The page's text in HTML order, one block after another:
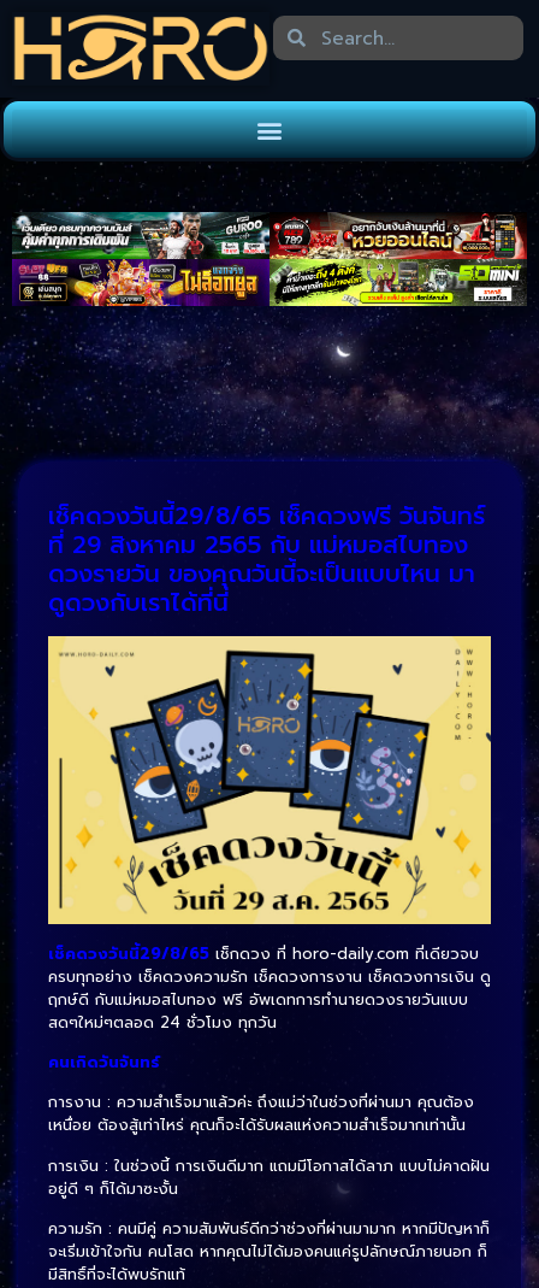
เช็คดวงวันนี้29/8/65 เช็คดวงฟรี วันจันทร์
ที่ 29 สิงหาคม 2565 กับ แม่หมอสไบทอง
ดวงรายวัน ของคุณวันนี้จะเป็นแบบไหน มา
ดูดวงกับเราได้ที่นี่
เช็คดวงวันนี้29/8/65 เช็กดวง ที่ horo-daily.com ที่เดียวจบ
ครบทุกอย่าง เช็คดวงความรัก เช็คดวงการงาน เช็คดวงการเงิน ดู
ฤกษ์ดี กับแม่หมอสไบทอง ฟรี อัพเดทการทำนายดวงรายวันแบบ
สดๆใหม่ๆตลอด 24 ชั่วโมง ทุกวัน
คนเกิดวันจันทร์
การงาน : ความสำเร็จมาแล้วค่ะ ถึงแม่ว่าในช่วงที่ผ่านมา คุณต้อง
เหนื่อย ต้องสู้เท่าไหร่ คุณก็จะได้รับผลแห่งความสำเร็จมากเท่านั้น
การเงิน : ในช่วงนี้ การเงินดีมาก แถมมีโอกาสได้ลาภ แบบไม่คาดฝัน
อยู่ดี ๆ ก็ได้มาซะงั้น
ความรัก : คนมีคู่ ความสัมพันธ์ดีกว่าช่วงที่ผ่านมามาก หากมีปัญหาก็
จะเริ่มเข้าใจกัน คนโสด หากคุณไม่ได้มองคนแค่รูปลักษณ์ภายนอก ก็
มีสิทธิ์ที่จะได้พบรักแท้